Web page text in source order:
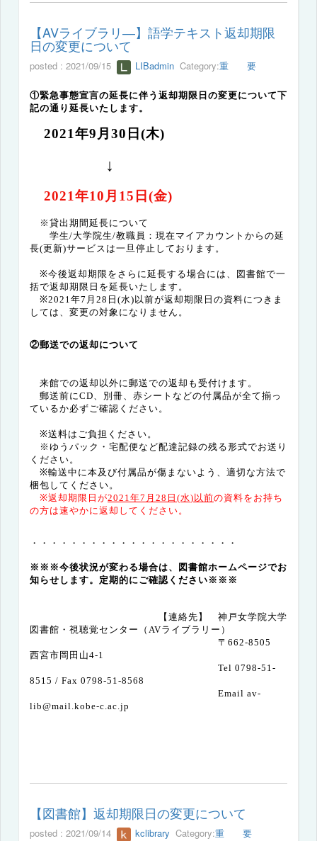
【AVライブラリ―】語学テキスト返却期限
日の変更について
posted : 2021/09/15 LIBadmin Category:重 要
①緊急事態宣言の延長に伴う返却期限日の変更について下
記の通り延長いたします。
2021年9 月 30 日 (木)
↓
2021年10 月 15 日 (金)
※貸出期間延長について
学生/大学院生/教職員：現在マイアカウントからの延
長(更新)サービスは一旦停止しております。
※今後返却期限をさらに延長する場合には、図書館で一
括で返却期限日を延長いたします。
※2021年7月28日(水)以前が返却期限日の資料につきま
しては、変更の対象になりません。
②郵送での返却について
来館での返却以外に郵送での返却も受付けます。
郵送前にCD、別冊、赤シートなどの付属品が全て揃っ
ているか必ずご確認ください。
※送料はご負担ください。
※ゆうパック・宅配便など配達記録の残る形式でお送り
ください。
※輸送中に本及び付属品が傷まないよう、適切な方法で
梱包してください。
※返却期限日が2021 年7 月 28 日 (水) 以前の資料をお持ち
の方は速やかに返却してください。
・・・・・・・・・・・・・・・・・・・・・
※※※今後状況が変わる場合は、図書館ホームページでお
知らせします。定期的にご確認ください※※※
【連絡先】 神戸女学院大学
図書館・視聴覚センター（AVライブラリー）
〒 662-8505
西宮市岡田山4-1
Tel 0798-51-
8515 / Fax 0798-51-8568
Email av-
lib@mail.kobe-c.ac.jp
【図書館】返却期限日の変更について
posted : 2021/09/14 kclibrary Category:重 要